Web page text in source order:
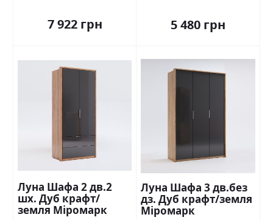
7 922 грн 5 480 грн
Луна Шафа 2 дв.2
шх. Дуб крафт/
земля Міромарк
Луна Шафа 3 дв.без
дз. Дуб крафт/земля
Міромарк